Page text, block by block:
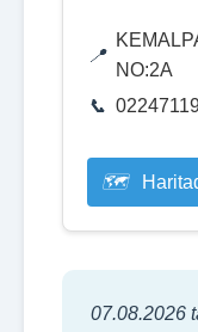
NO:2A
07.08.2026